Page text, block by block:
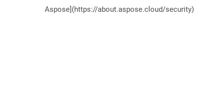
Aspose](https://about.aspose.cloud/security)